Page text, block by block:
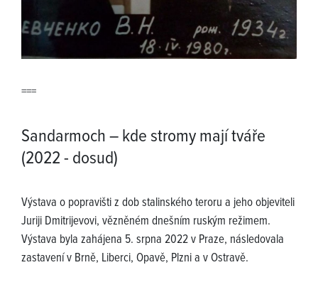
===
Sandarmoch – kde stromy mají tváře
(2022 - dosud)
Výstava o popravišti z dob stalinského teroru a jeho objeviteli
Juriji Dmitrijevovi, vězněném dnešním ruským režimem.
Výstava byla zahájena 5. srpna 2022 v Praze, následovala
zastavení v Brně, Liberci, Opavě, Plzni a v Ostravě.